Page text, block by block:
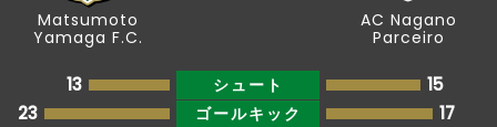
Matsumoto
Yamaga F.C.
AC Nagano
Parceiro
13 シュート
15
23
ゴールキック
17